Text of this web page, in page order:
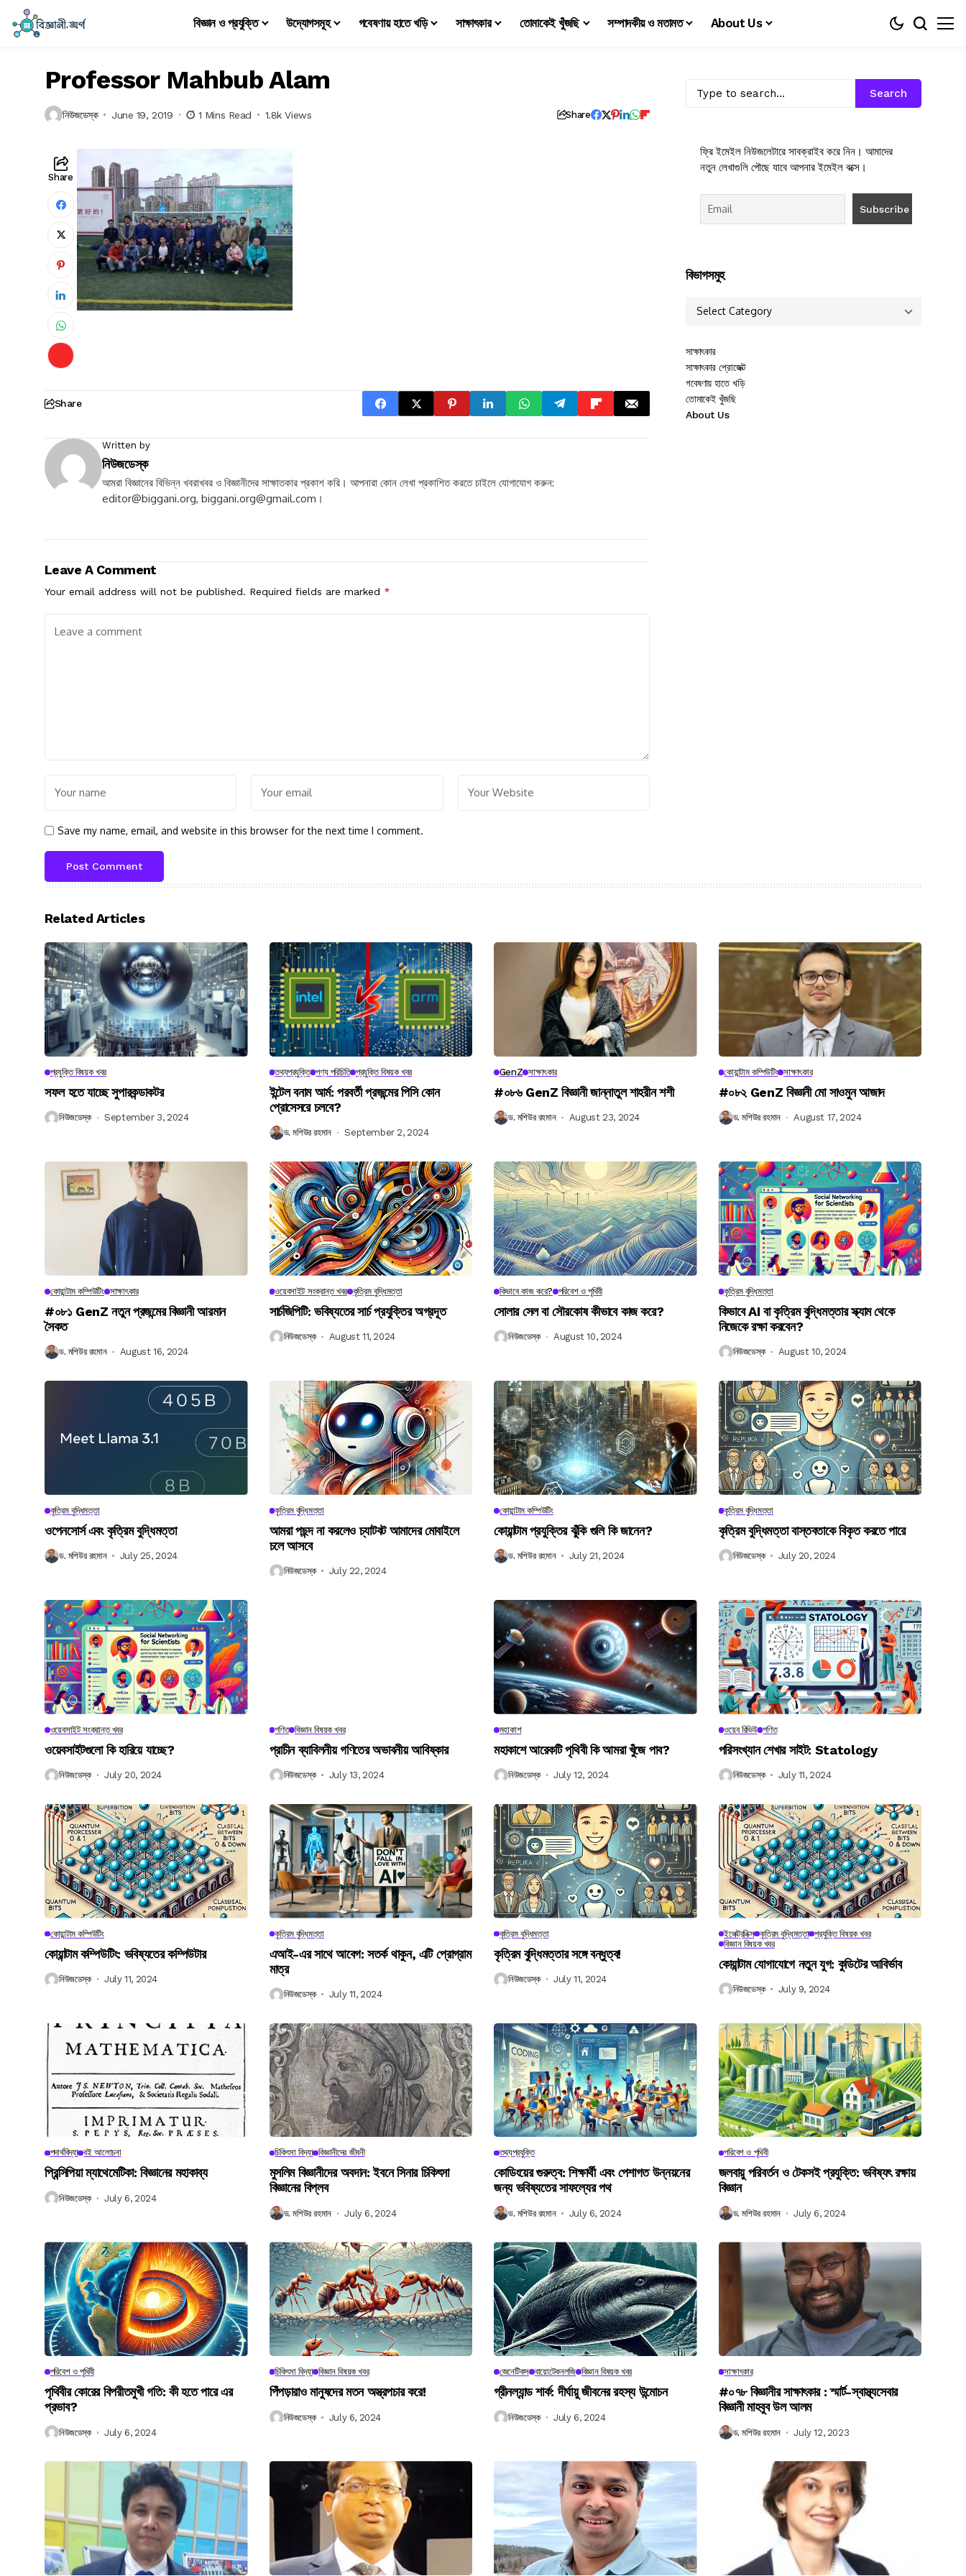
বিজ্ঞান ও প্রযুক্তি উদ্যোগসমূহ গবেষণায় হাতে খড়ি সাক্ষাৎকার তোমাকেই খুঁজছি সম্পাদকীয় ও মতামত About Us
Professor Mahbub Alam
নিউজডেস্ক June 19, 2019 1 Mins Read 1.8k Views Share
Share
Share
Written by
নিউজডেস্ক
আমরা বিজ্ঞানের বিভিন্ন খবরাখবর ও বিজ্ঞানীদের সাক্ষাতকার প্রকাশ করি। আপনারা কোন লেখা প্রকাশিত করতে চাইলে যোগাযোগ করুন:
editor@biggani.org, biggani.org@gmail.com ।
Leave A Comment
Your email address will not be published. Required fields are marked *
Save my name, email, and website in this browser for the next time I comment.
Search
ফ্রি ইমেইল নিউজলেটারে সাবক্রাইব করে নিন। আমাদের
নতুন লেখাগুলি পৌছে যাবে আপনার ইমেইল বক্সে।
বিভাগসমুহ
সাক্ষাৎকার
সাক্ষাৎকার প্রোজেক্ট
গবেষণায় হাতে খড়ি
তোমাকেই খুঁজছি
About Us
Related Articles
প্রযুক্তি বিষয়ক খবর
সফল হতে যাচ্ছে সুপারকন্ডাকটর
নিউজডেস্ক September 3, 2024
তথ্যপ্রযুক্তি পণ্য পরিচিতি প্রযুক্তি বিষয়ক খবর
ইন্টেল বনাম আর্ম: পরবর্তী প্রজন্মের পিসি কোন
প্রোসেসরে চলবে?
ড. মশিউর রহমান September 2, 2024
GenZ সাক্ষাৎকার
#০৮৬ GenZ বিজ্ঞানী জান্নাতুল শাহরীন শশী
ড. মশিউর রহমান August 23, 2024
কোয়ান্টাম কম্পিউটিং সাক্ষাৎকার
#০৮২ GenZ বিজ্ঞানী মো সাওমুন আজাদ
ড. মশিউর রহমান August 17, 2024
কোয়ান্টাম কম্পিউটিং সাক্ষাৎকার
#০৮১ GenZ নতুন প্রজন্মের বিজ্ঞানী আরমান
সৈকত
ড. মশিউর রহমান August 16, 2024
ওয়েবসাইট সংক্রান্ত খবর কৃত্রিম বুদ্ধিমত্তা
সার্চজিপিটি: ভবিষ্যতের সার্চ প্রযুক্তির অগ্রদূত
নিউজডেস্ক August 11, 2024
কিভাবে কাজ করে? পরিবেশ ও পৃথিবী
সোলার সেল বা সৌরকোষ কীভাবে কাজ করে?
নিউজডেস্ক August 10, 2024
কৃত্রিম বুদ্ধিমত্তা
কিভাবে AI বা কৃত্রিম বুদ্ধিমত্তার স্ক্যাম থেকে
নিজেকে রক্ষা করবেন?
নিউজডেস্ক August 10, 2024
কৃত্রিম বুদ্ধিমত্তা
ওপেনসোর্স এবং কৃত্রিম বুদ্ধিমত্তা
ড. মশিউর রহমান July 25, 2024
কৃত্রিম বুদ্ধিমত্তা
আমরা পছন্দ না করলেও চ্যাটবট আমাদের মোবাইলে
চলে আসবে
নিউজডেস্ক July 22, 2024
কোয়ান্টাম কম্পিউটিং
কোয়ান্টাম প্রযুক্তির ঝুঁকি গুলি কি জানেন?
ড. মশিউর রহমান July 21, 2024
কৃত্রিম বুদ্ধিমত্তা
কৃত্রিম বুদ্ধিমত্তা বাস্তবতাকে বিকৃত করতে পারে
নিউজডেস্ক July 20, 2024
ওয়েবসাইট সংক্রান্ত খবর
ওয়েবসাইটগুলো কি হারিয়ে যাচ্ছে?
নিউজডেস্ক July 20, 2024
গণিত বিজ্ঞান বিষয়ক খবর
প্রাচীন ব্যাবিলনীয় গণিতের অভাবনীয় আবিষ্কার
নিউজডেস্ক July 13, 2024
মহাকাশ
মহাকাশে আরেকটি পৃথিবী কি আমরা খুঁজে পাব?
নিউজডেস্ক July 12, 2024
ওয়েব রিভিউ গণিত
পরিসংখ্যান শেখার সাইট: Statology
নিউজডেস্ক July 11, 2024
কোয়ান্টাম কম্পিউটিং
কোয়ান্টাম কম্পিউটিং: ভবিষ্যতের কম্পিউটার
নিউজডেস্ক July 11, 2024
কৃত্রিম বুদ্ধিমত্তা
এআই-এর সাথে আবেগ: সতর্ক থাকুন, এটি প্রোগ্রাম
মাত্র
নিউজডেস্ক July 11, 2024
কৃত্রিম বুদ্ধিমত্তা
কৃত্রিম বুদ্ধিমত্তার সঙ্গে বন্ধুত্ব!
নিউজডেস্ক July 11, 2024
ইলেক্ট্রনিক্স কৃত্রিম বুদ্ধিমত্তা প্রযুক্তি বিষয়ক খবর
বিজ্ঞান বিষয়ক খবর
কোয়ান্টাম যোগাযোগে নতুন যুগ: কুডিটের আবির্ভাব
নিউজডেস্ক July 9, 2024
পদার্থবিদ্যা বই আলোচনা
প্রিন্সিপিয়া ম্যাথেমেটিকা: বিজ্ঞানের মহাকাব্য
নিউজডেস্ক July 6, 2024
চিকিৎসা বিদ্যা বিজ্ঞানীদের জীবনী
মুসলিম বিজ্ঞানীদের অবদান: ইবনে সিনার চিকিৎসা
বিজ্ঞানের বিপ্লব
ড. মশিউর রহমান July 6, 2024
তথ্যপ্রযুক্তি
কোডিংয়ের গুরুত্ব: শিক্ষার্থী এবং পেশাগত উন্নয়নের
জন্য ভবিষ্যতের সাফল্যের পথ
ড. মশিউর রহমান July 6, 2024
পরিবেশ ও পৃথিবী
জলবায়ু পরিবর্তন ও টেকসই প্রযুক্তি: ভবিষ্যৎ রক্ষায়
বিজ্ঞান
ড. মশিউর রহমান July 6, 2024
পরিবেশ ও পৃথিবী
পৃথিবীর কোরের বিপরীতমুখী গতি: কী হতে পারে এর
প্রভাব?
নিউজডেস্ক July 6, 2024
চিকিৎসা বিদ্যা বিজ্ঞান বিষয়ক খবর
পিঁপড়ারাও মানুষদের মতন অস্ত্রপচার করে!
নিউজডেস্ক July 6, 2024
জেনেটিকস বায়োটেকনলজি বিজ্ঞান বিষয়ক খবর
গ্রীনল্যান্ড শার্ক: দীর্ঘায়ু জীবনের রহস্য উন্মোচন
নিউজডেস্ক July 6, 2024
সাক্ষাৎকার
#০৭৮ বিজ্ঞানীর সাক্ষাৎকার : স্মার্ট-স্বাস্থ্যসেবার
বিজ্ঞানী মাহবুব উল আলম
ড. মশিউর রহমান July 12, 2023